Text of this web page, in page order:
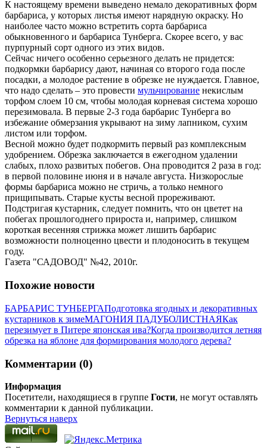
К настоящему времени выведено немало декоративных форм
барбариса, у которых листья имеют нарядную окраску. Но
наиболее часто можно встретить сорта барбариса
обыкновенного и барбариса Тунберга. Скорее всего, у вас
пурпурный сорт одного из этих видов.
Сейчас ничего особенно серьезного делать не придется:
подкормки барбарису дают, начиная со второго года после
посадки, а молодое растение в обрезке не нуждается. Главное,
что надо сделать – это провести мульчирование некислым
торфом слоем 10 см, чтобы молодая корневая система хорошо
перезимовала. В первые 2-3 года барбарис Тунберга во
избежание обмерзания укрывают на зиму лапником, сухим
листом или торфом.
Весной можно будет подкормить первый раз комплексным
удобрением. Обрезка заключается в ежегодном удалении
слабых, плохо развитых побегов. Она проводится 2 раза в год:
в первой половине июня и в начале августа. Низкорослые
формы барбариса можно не стричь, а только немного
прищипывать. Старые кусты весной прореживают.
Подстригая кустарник, следует помнить, что он цветет на
побегах прошлогоднего прироста и, например, слишком
короткая весенняя стрижка может лишить барбарис
возможности полноценно цвести и плодоносить в текущем
году.
Газета "САДОВОД" №42, 2010г.
Похожие новости
БАРБАРИС ТУНБЕРГАПодготовка ягодных и декоративных
кустарников к зимеМАГОНИЯ ПАДУБОЛИСТНАЯКак
перезимует в Питере японская ива?Когда производится летняя
обрезка на яблоне для формирования молодого дерева?
Комментарии (0)
Информация
Посетители, находящиеся в группе Гости, не могут оставлять
комментарии к данной публикации.
Вернуться наверх